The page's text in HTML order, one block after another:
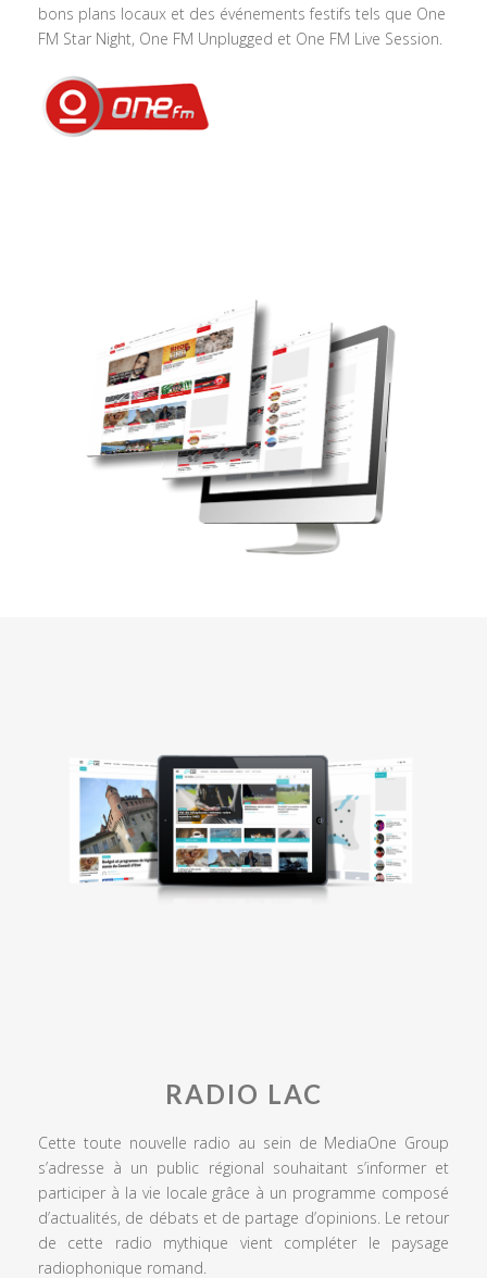
bons plans locaux et des événements festifs tels que One
FM Star Night, One FM Unplugged et One FM Live Session.
RADIO LAC
Cette toute nouvelle radio au sein de MediaOne Group
s’adresse à un public régional souhaitant s’informer et
participer à la vie locale grâce à un programme composé
d’actualités, de débats et de partage d’opinions. Le retour
de cette radio mythique vient compléter le paysage
radiophonique romand.